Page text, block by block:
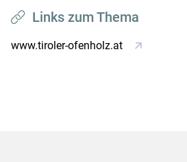
Links zum Thema
www.tiroler-ofenholz.at